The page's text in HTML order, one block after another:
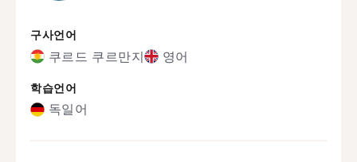
구사언어
쿠르드 쿠르만지 영어
학습언어
독일어